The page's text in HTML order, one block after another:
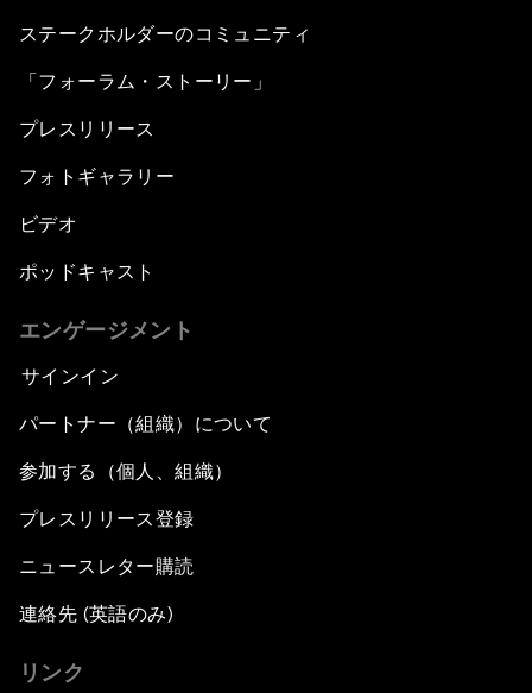
ステークホルダーのコミュニティ
「フォーラム・ストーリー」
プレスリリース
フォトギャラリー
ビデオ
ポッドキャスト
エンゲージメント
サインイン
パートナー（組織）について
参加する（個人、組織）
プレスリリース登録
ニュースレター購読
連絡先 (英語のみ)
リンク